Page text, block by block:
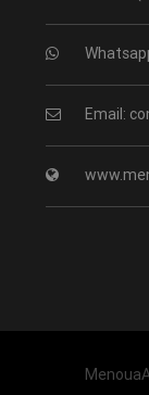
Email: